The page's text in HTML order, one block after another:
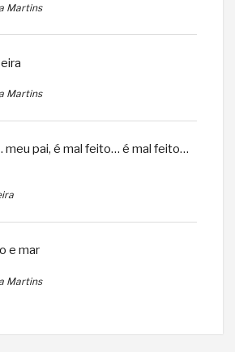
Martins
Martins
meu pai, é mal feito… é mal feito…
e mar
Martins